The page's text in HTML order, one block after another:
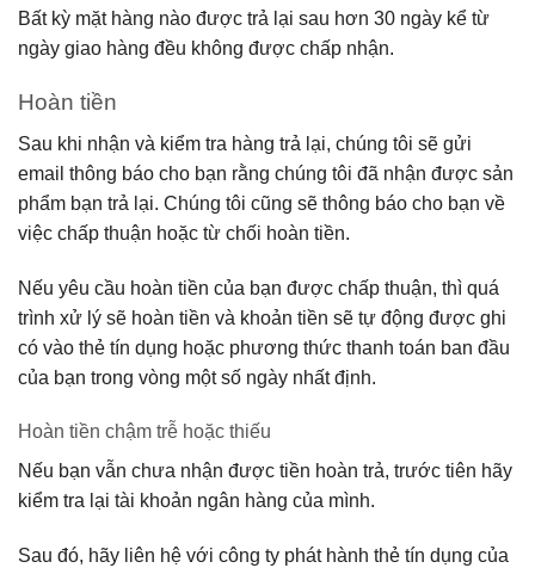
Bất kỳ mặt hàng nào được trả lại sau hơn 30 ngày kể từ
ngày giao hàng đều không được chấp nhận.
Hoàn tiền
Sau khi nhận và kiểm tra hàng trả lại, chúng tôi sẽ gửi
email thông báo cho bạn rằng chúng tôi đã nhận được sản
phẩm bạn trả lại. Chúng tôi cũng sẽ thông báo cho bạn về
việc chấp thuận hoặc từ chối hoàn tiền.
Nếu yêu cầu hoàn tiền của bạn được chấp thuận, thì quá
trình xử lý sẽ hoàn tiền và khoản tiền sẽ tự động được ghi
có vào thẻ tín dụng hoặc phương thức thanh toán ban đầu
của bạn trong vòng một số ngày nhất định.
Hoàn tiền chậm trễ hoặc thiếu
Nếu bạn vẫn chưa nhận được tiền hoàn trả, trước tiên hãy
kiểm tra lại tài khoản ngân hàng của mình.
Sau đó, hãy liên hệ với công ty phát hành thẻ tín dụng của